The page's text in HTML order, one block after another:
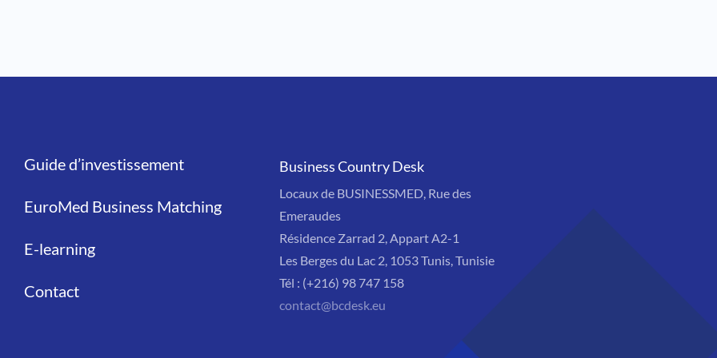
Liens
Guide d’investissement
EuroMed Business Matching
E-learning
Contact
Business Country Desk
Locaux de BUSINESSMED, Rue des
Emeraudes
Résidence Zarrad 2, Appart A2-1
Les Berges du Lac 2, 1053 Tunis, Tunisie
Tél : (+216) 98 747 158
contact@bcdesk.eu